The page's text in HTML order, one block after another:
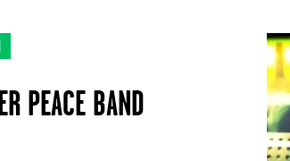
PEACE BAND